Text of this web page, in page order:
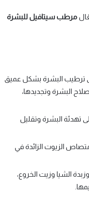
مرطب سيتافيل للبشرة
ترطيب البشرة بشكل عميق
البشرة وتجديدها،
تهدئة البشرة وتقليل
الزيوت الزائدة في
الشيا وزيت الخروع،